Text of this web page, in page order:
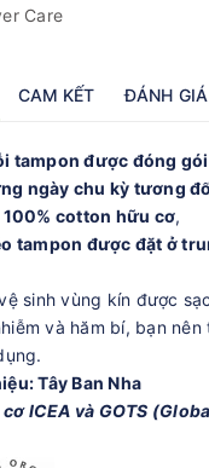
Care
CAM KẾT ĐÁNH
tampon được đóng
ngày chu kỳ tương
cotton hữu cơ,
tampon được đặt ở
sinh vùng kín được
và hăm bí, bạn
Tây Ban Nha
ICEA và GOTS